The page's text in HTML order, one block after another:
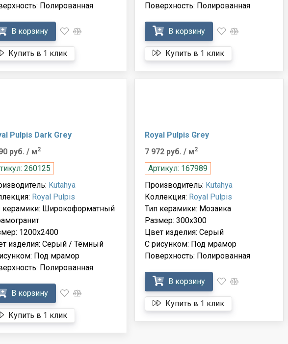
Полированная
В корзину
Купить в 1 клик
Поверхность: Полированная
В корзину
Купить в 1 клик
Pulpis Dark Grey
руб. / м2
260125
Kutahya
Royal Pulpis
керамики: Широкоформатный
1200x2400
изделия: Серый / Тёмный
Под мрамор
Полированная
В корзину
Купить в 1 клик
Royal Pulpis Grey
7 972 руб. / м2
Артикул: 167989
Производитель: Kutahya
Коллекция: Royal Pulpis
Тип керамики: Мозаика
Размер: 300x300
Цвет изделия: Серый
С рисунком: Под мрамор
Поверхность: Полированная
В корзину
Купить в 1 клик